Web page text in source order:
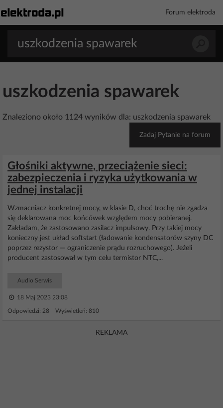
Forum elektroda
uszkodzenia spawarek
Znaleziono około 1124 wyników dla: uszkodzenia spawarek
Zadaj Pytanie na forum
Głośniki aktywne, przeciążenie sieci:
zabezpieczenia i ryzyka użytkowania w
jednej instalacji
Wzmacniacz konkretnej mocy, w klasie D, choć trochę nie zgadza
się deklarowana moc końcówek względem mocy pobieranej.
Zakładam, że zastosowano zasilacz impulsowy. Przy takiej mocy
konieczny jest układ softstart (ładowanie kondensatorów szyny DC
poprzez rezystor — ograniczenie prądu rozruchowego). Jeżeli
producent zastosował w tym celu termistor NTC,...
Audio Serwis
18 Maj 2023 23:08
Odpowiedzi: 28 Wyświetleń: 810
REKLAMA